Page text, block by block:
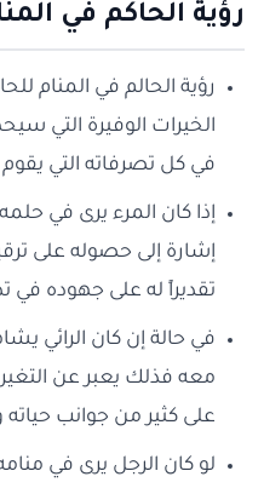
رؤية الحاكم في
رؤية الحالم في المنام
الخيرات الوفيرة التي
في كل تصرفاته التي يقوم
إذا كان المرء يرى في
إشارة إلى حصوله على
تقديراً له على جهوده في
في حالة إن كان الرائي
معه فذلك يعبر عن
على كثير من جوانب
لو كان الرجل يرى في